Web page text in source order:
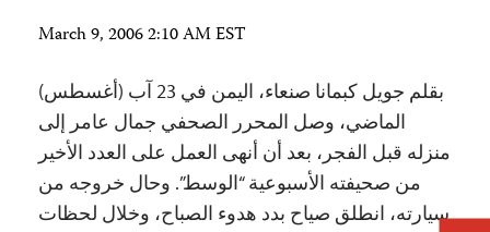
March 9, 2006 2:10 AM EST
بقلم جويل كبمانا صنعاء، اليمن في 23 آب (أغسطس)
الماضي، وصل المحرر الصحفي جمال عامر إلى
منزله قبل الفجر، بعد أن أنهى العمل على العدد الأخير
من صحيفته الأسبوعية “الوسط”. وحال خروجه من
سيارته، انطلق صياح بدد هدوء الصباح، وخلال لحظات